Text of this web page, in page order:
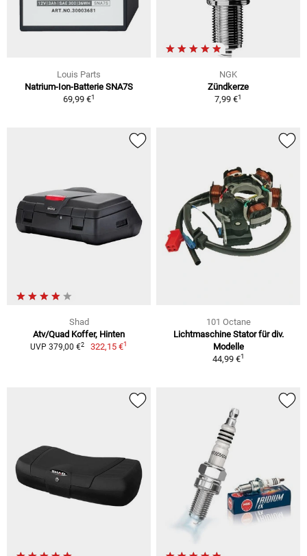
Louis Parts
Natrium-Ion-Batterie SNA7S
69,99 €1
NGK
Zündkerze
7,99 €1
Shad
Atv/Quad Koffer, Hinten
UVP 379,00 €2 322,15 €1
101 Octane
Lichtmaschine Stator für div.
Modelle
44,99 €1